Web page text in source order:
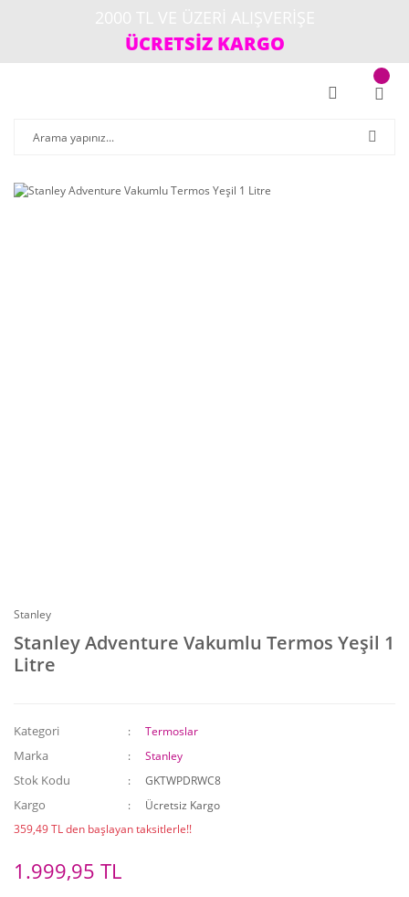
ÜCRETSİZ KARGO
Stanley
Stanley Adventure Vakumlu Termos Yeşil 1
Litre
Kategori Termoslar
Marka Stanley
Stok Kodu GKTWPDRWC8
Kargo
Ücretsiz Kargo
359,49 TL den başlayan taksitlerle!!
1.999,95 TL